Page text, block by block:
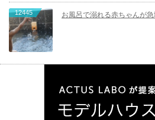
12445 お風呂で溺れる赤ちゃんが